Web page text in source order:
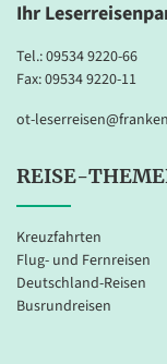
Ihr
Tel.:09534 9220-66
Fax: 09534 9220-11
ot-
REISE-
Kreuzfahrten
Flug- und Fernreisen
Deutschland-Reisen
Busrundreisen